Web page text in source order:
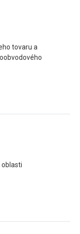
tovaru a
oblasti